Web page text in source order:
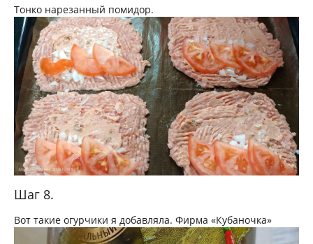
Тонко нарезанный помидор.
Шаг 8.
Вот такие огурчики я добавляла. Фирма «Кубаночка»